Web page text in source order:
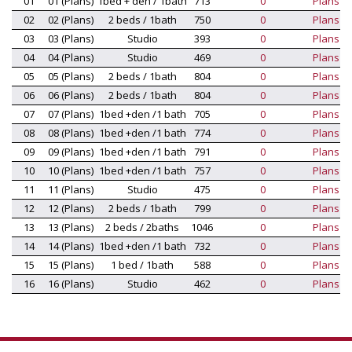
02
02 (Plans) 2 beds / 1bath 750 0
Plans
03
03 (Plans) Studio 393 0
Plans
04
04 (Plans) Studio 469 0
Plans
05
05 (Plans) 2 beds / 1bath 804 0
Plans
06
06 (Plans) 2 beds / 1bath 804 0
Plans
07
07 (Plans) 1bed +den /1 bath 705 0
Plans
08
08 (Plans) 1bed +den /1 bath 774 0
Plans
09
09 (Plans) 1bed +den /1 bath 791 0
Plans
10
10 (Plans) 1bed +den /1 bath 757 0
Plans
11
11 (Plans) Studio 475 0
Plans
12
12 (Plans) 2 beds / 1bath 799 0
Plans
13
13 (Plans) 2 beds / 2baths 1046 0
Plans
14
14 (Plans) 1bed +den /1 bath 732 0
Plans
15
15 (Plans) 1 bed / 1bath 588 0
Plans
16
16 (Plans) Studio 462 0 Plans